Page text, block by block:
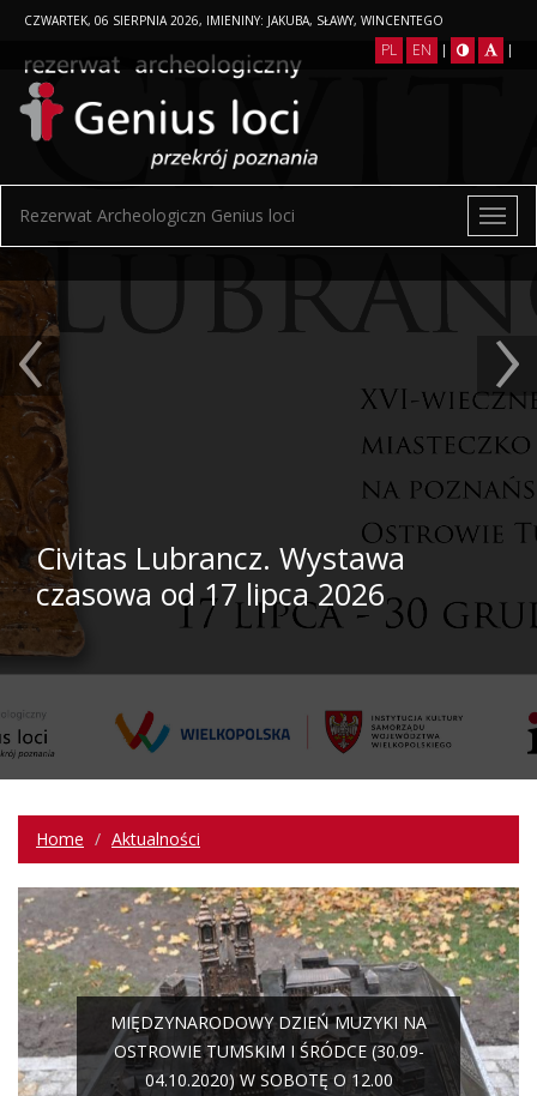
CZWARTEK, 06 SIERPNIA 2026, IMIENINY: JAKUBA, SŁAWY, WINCENTEGO
PL EN | |
Rezerwat Archeologiczn Genius loci
Civitas Lubrancz. Wystawa
czasowa od 17 lipca 2026
‹ ›
Home Aktualności
MIĘDZYNARODOWY DZIEŃ MUZYKI NA
OSTROWIE TUMSKIM I ŚRÓDCE (30.09-
04.10.2020) W SOBOTĘ O 12.00